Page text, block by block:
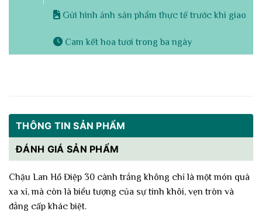
Gửi hình ảnh sản phẩm thực tế trước khi giao
Cam kết hoa tươi trong ba ngày
THÔNG TIN SẢN PHẨM
ĐÁNH GIÁ SẢN PHẨM
Chậu Lan Hồ Điệp 30 cành trắng không chỉ là một món quà
xa xỉ, mà còn là biểu tượng của sự tinh khôi, vẹn tròn và
đẳng cấp khác biệt.